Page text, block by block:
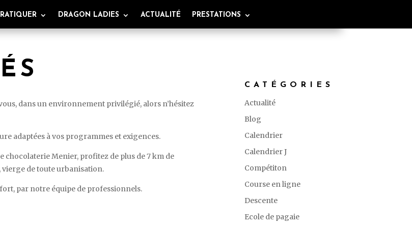
DRAGON LADIES ACTUALITÉ PRESTATIONS
dans un environnement privilégié, alors n’hésitez
adaptées à vos programmes et exigences.
chocolaterie Menier, profitez de plus de 7 km de
de toute urbanisation.
par notre équipe de professionnels.
CATÉGORIES
Actualité
Blog
Calendrier
Calendrier J
Compétiton
Course en ligne
Descente
Ecole de pagaie